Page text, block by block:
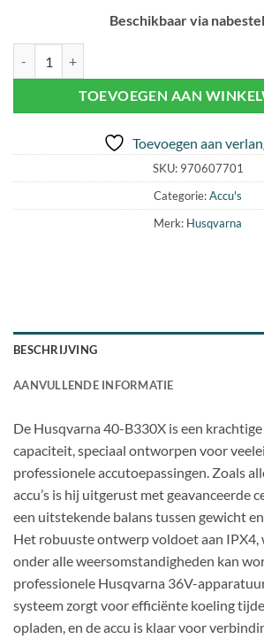
Beschikbaar via
TOEVOEGEN AAN
Toevoegen aan
SKU: 970607701
Categorie:Accu's
Merk: Husqvarna
BESCHRIJVING
AANVULLENDE INFORMATIE
De Husqvarna 40-B330X is een
capaciteit, speciaal ontworpen voor
professionele accutoepassingen. Zoals
accu’s is hij uitgerust met geavanceerde
een uitstekende balans tussen gewicht
Het robuuste ontwerp voldoet aan IPX4,
onder alle weersomstandigheden kan
professionele Husqvarna 36V-
systeem zorgt voor efficiënte koeling
opladen, en de accu is klaar voor